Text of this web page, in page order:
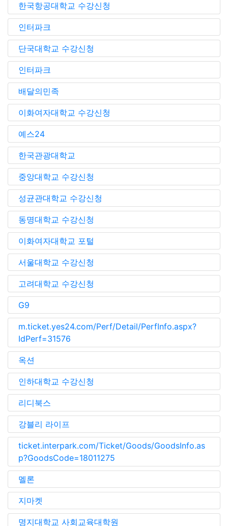
한국항공대학교 수강신청
인터파크
단국대학교 수강신청
인터파크
배달의민족
이화여자대학교 수강신청
예스24
한국관광대학교
중앙대학교 수강신청
성균관대학교 수강신청
동명대학교 수강신청
이화여자대학교 포털
서울대학교 수강신청
고려대학교 수강신청
G9
m.ticket.yes24.com/Perf/Detail/PerfInfo.aspx?
IdPerf=31576
옥션
인하대학교 수강신청
리디북스
강블리 라이프
ticket.interpark.com/Ticket/Goods/GoodsInfo.as
p?GoodsCode=18011275
멜론
지마켓
명지대학교 사회교육대학원